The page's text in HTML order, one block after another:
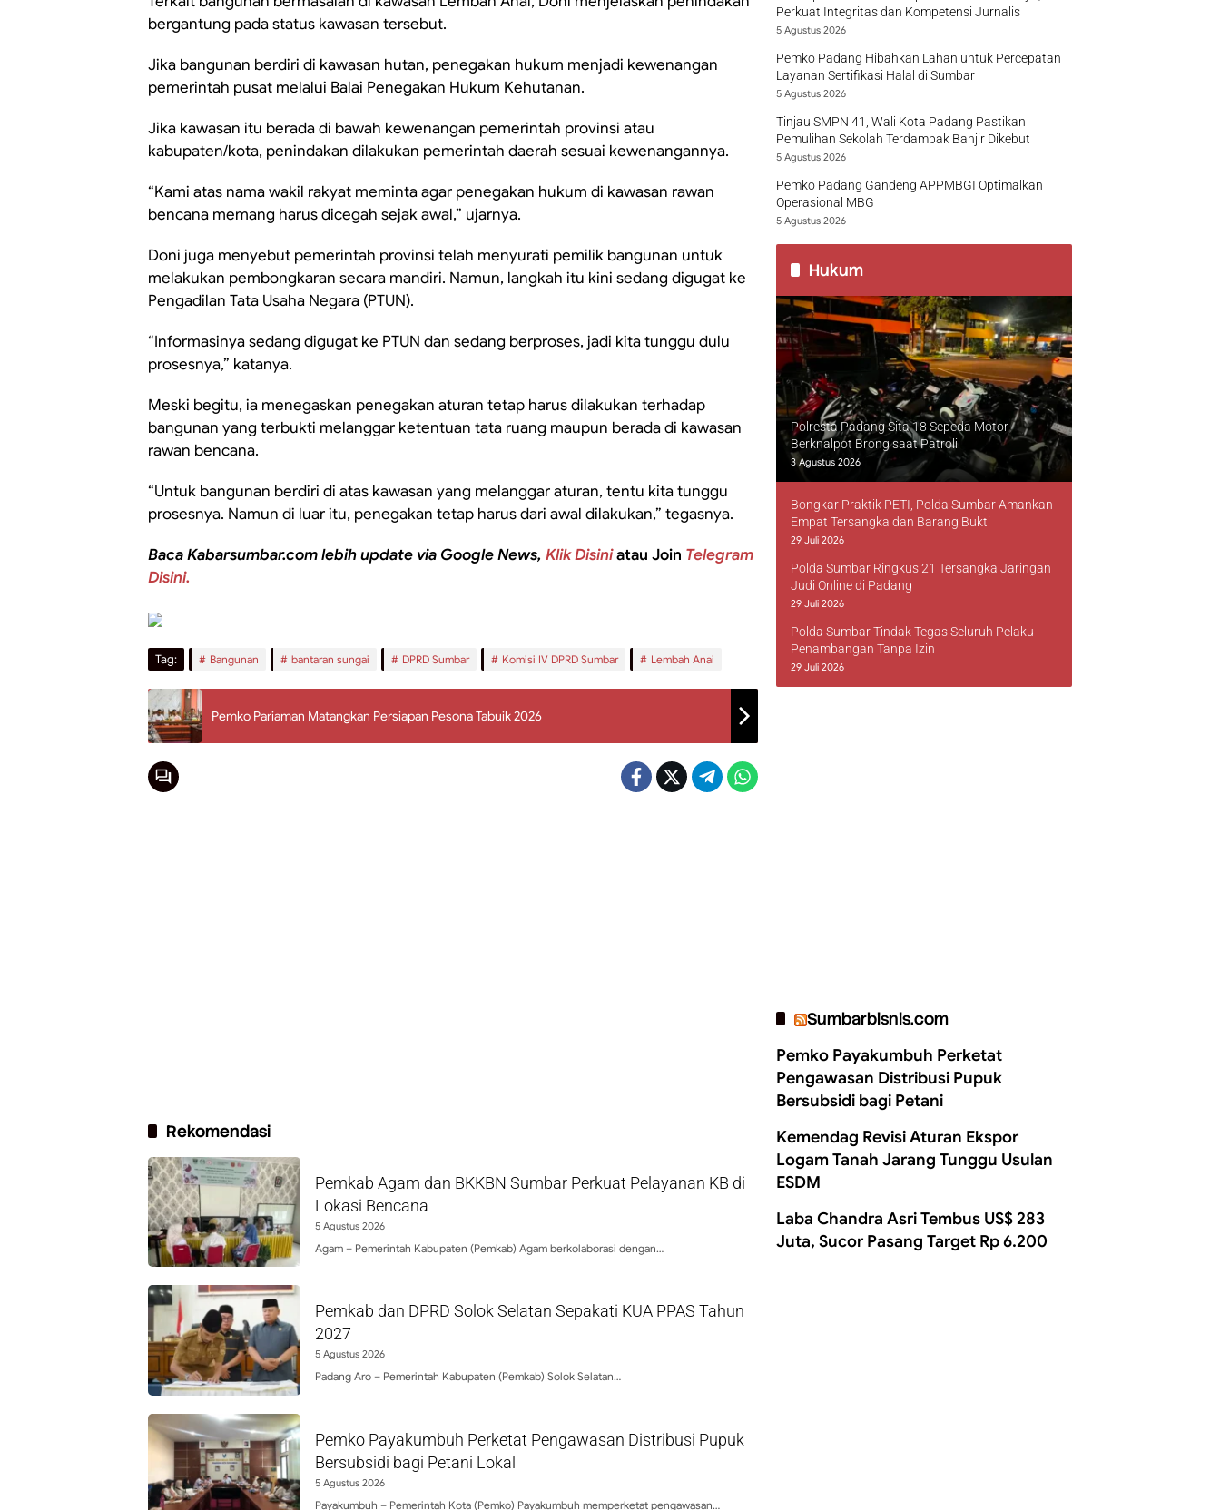
bergantung pada status kawasan tersebut.
Jika bangunan berdiri di kawasan hutan, penegakan hukum menjadi kewenangan
pemerintah pusat melalui Balai Penegakan Hukum Kehutanan.
Jika kawasan itu berada di bawah kewenangan pemerintah provinsi atau
kabupaten/kota, penindakan dilakukan pemerintah daerah sesuai kewenangannya.
“Kami atas nama wakil rakyat meminta agar penegakan hukum di kawasan rawan
bencana memang harus dicegah sejak awal,” ujarnya.
Doni juga menyebut pemerintah provinsi telah menyurati pemilik bangunan untuk
melakukan pembongkaran secara mandiri. Namun, langkah itu kini sedang digugat ke
Pengadilan Tata Usaha Negara (PTUN).
“Informasinya sedang digugat ke PTUN dan sedang berproses, jadi kita tunggu dulu
prosesnya,” katanya.
Meski begitu, ia menegaskan penegakan aturan tetap harus dilakukan terhadap
bangunan yang terbukti melanggar ketentuan tata ruang maupun berada di kawasan
rawan bencana.
“Untuk bangunan berdiri di atas kawasan yang melanggar aturan, tentu kita tunggu
prosesnya. Namun di luar itu, penegakan tetap harus dari awal dilakukan,” tegasnya.
Baca Kabarsumbar.com lebih update via Google News, Klik Disiniatau Join Telegram
Disini.
Tag: Bangunan bantaran sungai DPRD Sumbar Komisi IV DPRD Sumbar Lembah Anai
Pemko Pariaman Matangkan Persiapan Pesona Tabuik 2026
Rekomendasi
Pemkab Agam dan BKKBN Sumbar Perkuat Pelayanan KB di
Lokasi Bencana
5 Agustus 2026
Agam – Pemerintah Kabupaten (Pemkab) Agam berkolaborasi dengan…
Pemkab dan DPRD Solok Selatan Sepakati KUA PPAS Tahun
2027
5 Agustus 2026
Padang Aro – Pemerintah Kabupaten (Pemkab) Solok Selatan…
Pemko Payakumbuh Perketat Pengawasan Distribusi Pupuk
Bersubsidi bagi Petani Lokal
5 Agustus 2026
Payakumbuh – Pemerintah Kota (Pemko) Payakumbuh memperketat pengawasan…
Perkuat Integritas dan Kompetensi Jurnalis
5 Agustus 2026
Pemko Padang Hibahkan Lahan untuk Percepatan
Layanan Sertifikasi Halal di Sumbar
5 Agustus 2026
Tinjau SMPN 41, Wali Kota Padang Pastikan
Pemulihan Sekolah Terdampak Banjir Dikebut
5 Agustus 2026
Pemko Padang Gandeng APPMBGI Optimalkan
Operasional MBG
5 Agustus 2026
Hukum
Polresta Padang Sita 18 Sepeda Motor
Berknalpot Brong saat Patroli
3 Agustus 2026
Bongkar Praktik PETI, Polda Sumbar Amankan
Empat Tersangka dan Barang Bukti
29 Juli 2026
Polda Sumbar Ringkus 21 Tersangka Jaringan
Judi Online di Padang
29 Juli 2026
Polda Sumbar Tindak Tegas Seluruh Pelaku
Penambangan Tanpa Izin
29 Juli 2026
Sumbarbisnis.com
Pemko Payakumbuh Perketat
Pengawasan Distribusi Pupuk
Bersubsidi bagi Petani
Kemendag Revisi Aturan Ekspor
Logam Tanah Jarang Tunggu Usulan
ESDM
Laba Chandra Asri Tembus US$ 283
Juta, Sucor Pasang Target Rp 6.200